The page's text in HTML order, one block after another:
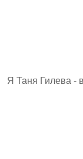
Я Таня Гилева -